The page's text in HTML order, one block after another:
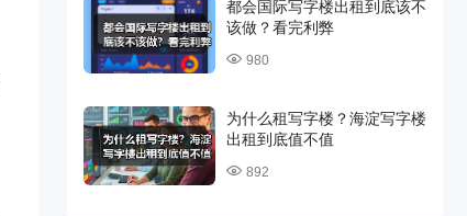
都会国际写字楼出租到底该不
该做？看完利弊
980
为什么租写字楼？海淀写字楼
出租到底值不值
892